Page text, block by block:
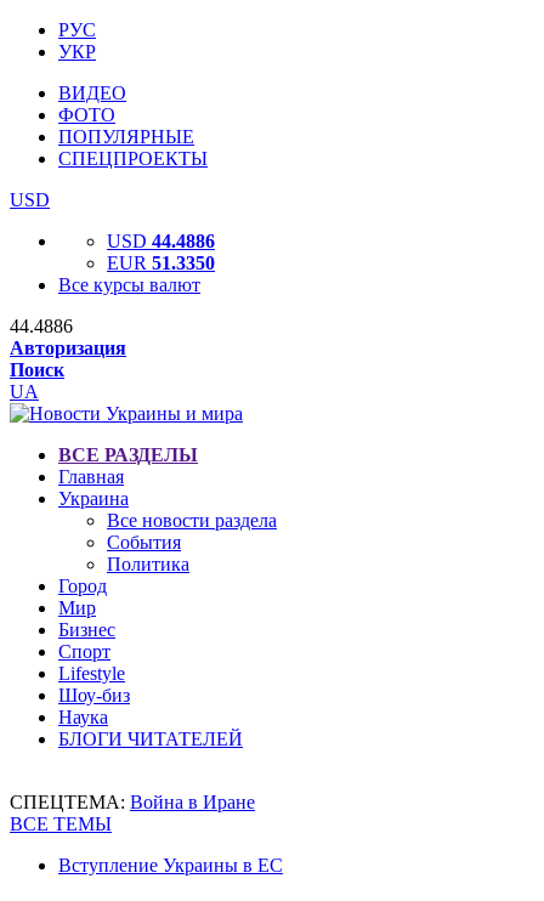
РУС
УКР
ВИДЕО
ФОТО
ПОПУЛЯРНЫЕ
СПЕЦПРОЕКТЫ
USD
USD 44.4886
EUR 51.3350
Все курсы валют
44.4886
Авторизация
Поиск
UA
ВСЕ РАЗДЕЛЫ
Главная
Украина
Все новости раздела
События
Политика
Город
Мир
Бизнес
Спорт
Lifestyle
Шоу-биз
Наука
БЛОГИ ЧИТАТЕЛЕЙ
СПЕЦТЕМА: Война в Иране
ВСЕ ТЕМЫ
Вступление Украины в ЕС